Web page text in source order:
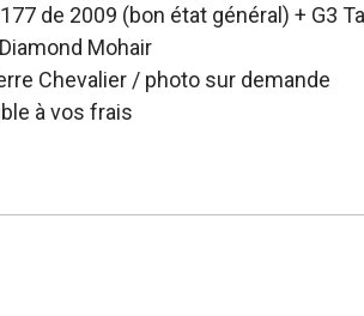
de 2009 (bon état général) + G3
Mohair
Chevalier / photo sur demande
à vos frais